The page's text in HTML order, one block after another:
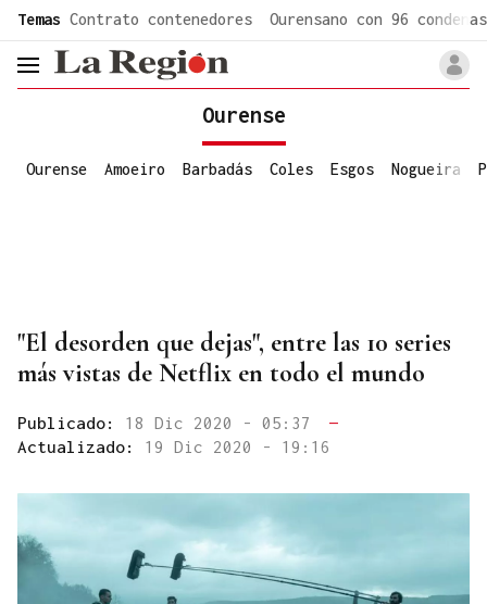
Temas Contrato contenedores Ourensano con 96 condenas
header.menu.open
Ourense
Ourense Amoeiro Barbadás Coles Esgos Nogueira
"El desorden que dejas", entre las 10 series
más vistas de Netflix en todo el mundo
Publicado: 18 Dic 2020 - 05:37
—
Actualizado: 19 Dic 2020 - 19:16